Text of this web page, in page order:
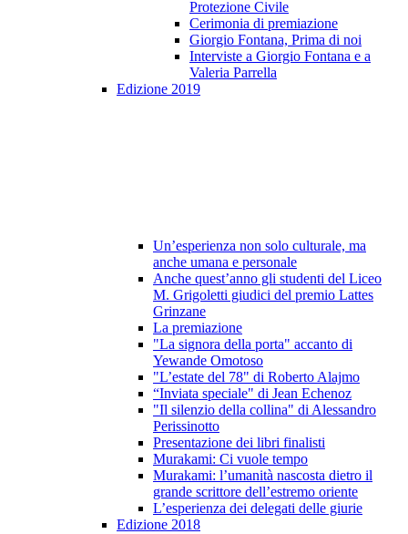
Protezione Civile
Cerimonia di premiazione
Giorgio Fontana, Prima di noi
Interviste a Giorgio Fontana e a
Valeria Parrella
Edizione 2019
Un’esperienza non solo culturale, ma
anche umana e personale
Anche quest’anno gli studenti del Liceo
M. Grigoletti giudici del premio Lattes
Grinzane
La premiazione
"La signora della porta" accanto di
Yewande Omotoso
"L’estate del 78" di Roberto Alajmo
“Inviata speciale" di Jean Echenoz
"Il silenzio della collina" di Alessandro
Perissinotto
Presentazione dei libri finalisti
Murakami: Ci vuole tempo
Murakami: l’umanità nascosta dietro il
grande scrittore dell’estremo oriente
L’esperienza dei delegati delle giurie
Edizione 2018